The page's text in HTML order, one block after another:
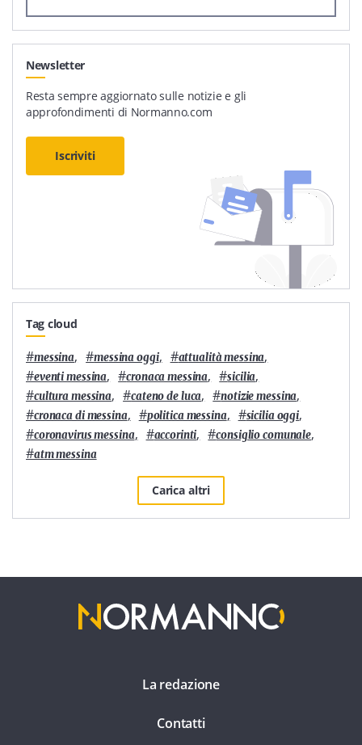
Newsletter
Resta sempre aggiornato sulle notizie e gli
approfondimenti di Normanno.com
Iscriviti
Tag cloud
#messina, #messina oggi, #attualità messina,
#eventi messina, #cronaca messina, #sicilia,
#cultura messina, #cateno de luca, #notizie messina,
#cronaca di messina, #politica messina, #sicilia oggi,
#coronavirus messina, #accorinti, #consiglio comunale,
#atm messina
Carica altri
La redazione
Contatti